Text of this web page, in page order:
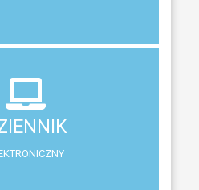
śledzenia postępów w nauce